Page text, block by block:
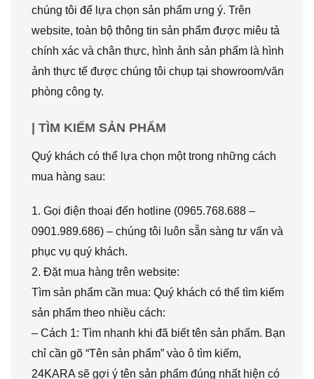
chúng tôi để lựa chọn sản phẩm ưng ý. Trên
website, toàn bộ thông tin sản phẩm được miêu tả
chính xác và chân thực, hình ảnh sản phẩm là hình
ảnh thực tế được chúng tôi chụp tại showroom/văn
phòng công ty.
| TÌM KIẾM SẢN PHẨM
Quý khách có thể lựa chọn một trong những cách
mua hàng sau:
1. Gọi điện thoại đến hotline (0965.768.688 –
0901.989.686) – chúng tôi luôn sẵn sàng tư vấn và
phục vụ quý khách.
2. Đặt mua hàng trên website:
Tìm sản phẩm cần mua: Quý khách có thể tìm kiếm
sản phẩm theo nhiều cách:
– Cách 1: Tìm nhanh khi đã biết tên sản phẩm. Bạn
chỉ cần gõ “Tên sản phẩm” vào ô tìm kiếm,
24KARA sẽ gợi ý tên sản phẩm đúng nhất hiện có